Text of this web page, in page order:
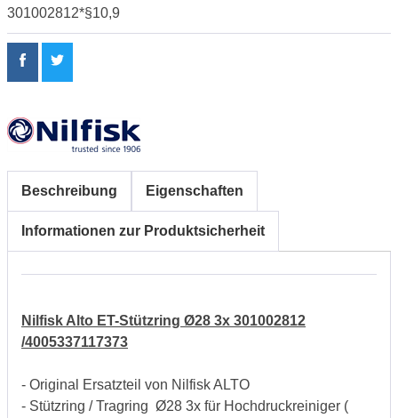
301002812*§10,9
Beschreibung Eigenschaften
Informationen zur Produktsicherheit
Nilfisk Alto ET-Stützring Ø28 3x 301002812
/4005337117373
- Original Ersatzteil von Nilfisk ALTO
- Stützring / Tragring Ø28 3x für Hochdruckreiniger (